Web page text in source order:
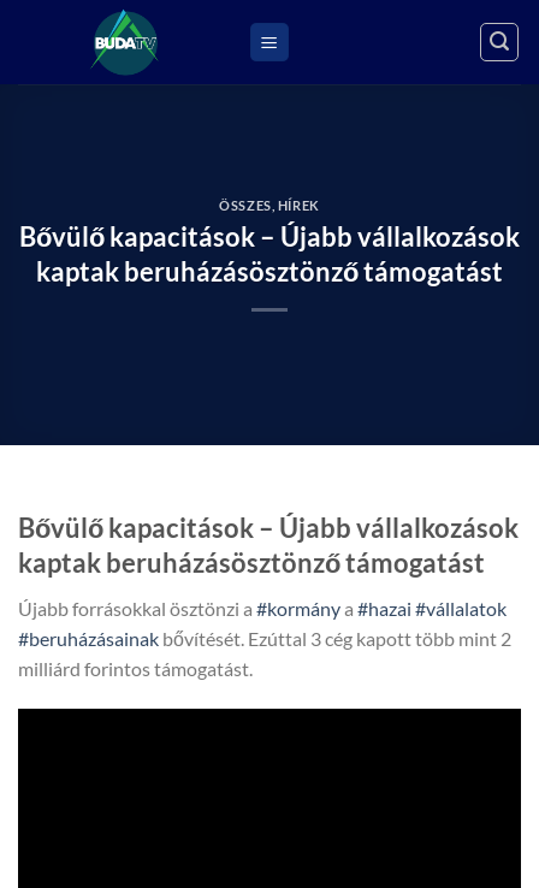
ÖSSZES HÍREK
Bővülő kapacitások – Újabb vállalkozások
kaptak beruházásösztönző támogatást
Bővülő kapacitások – Újabb vállalkozások
kaptak beruházásösztönző támogatást
Újabb forrásokkal ösztönzi a #kormánya #hazai #vállalatok
#beruházásainak bővítését. Ezúttal 3 cég kapott több mint 2
milliárd forintos támogatást.